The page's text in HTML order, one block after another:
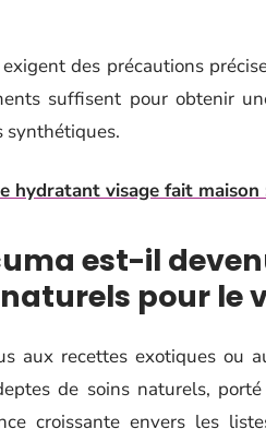
des précautions
suffisent pour obtenir
synthétiques.
hydratant visage fait
est-il
pour le
aux recettes exotiques ou
de soins naturels,
croissante envers les